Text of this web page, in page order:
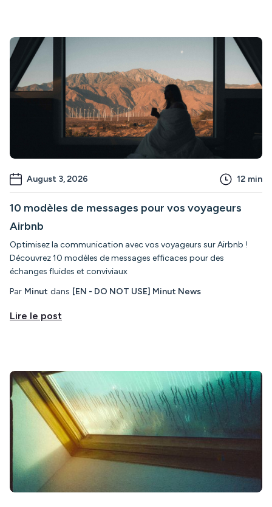
August 3, 2026 12 min
10 modèles de messages pour vos voyageurs
Airbnb
Optimisez la communication avec vos voyageurs sur Airbnb !
Découvrez 10 modèles de messages efficaces pour des
échanges fluides et conviviaux
Par Minut dans [EN - DO NOT USE] Minut News
Lire le post